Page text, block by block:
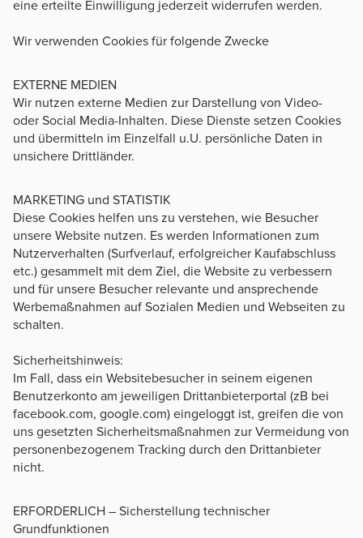
eine erteilte Einwilligung jederzeit widerrufen werden.
Wir verwenden Cookies für folgende Zwecke
EXTERNE MEDIEN
Wir nutzen externe Medien zur Darstellung von Video-
oder Social Media-Inhalten. Diese Dienste setzen Cookies
und übermitteln im Einzelfall u.U. persönliche Daten in
unsichere Drittländer.
MARKETING und STATISTIK
Diese Cookies helfen uns zu verstehen, wie Besucher
unsere Website nutzen. Es werden Informationen zum
Nutzerverhalten (Surfverlauf, erfolgreicher Kaufabschluss
etc.) gesammelt mit dem Ziel, die Website zu verbessern
und für unsere Besucher relevante und ansprechende
Werbemaßnahmen auf Sozialen Medien und Webseiten zu
schalten.
Sicherheitshinweis:
Im Fall, dass ein Websitebesucher in seinem eigenen
Benutzerkonto am jeweiligen Drittanbieterportal (zB bei
facebook.com, google.com) eingeloggt ist, greifen die von
uns gesetzten Sicherheitsmaßnahmen zur Vermeidung von
personenbezogenem Tracking durch den Drittanbieter
nicht.
ERFORDERLICH – Sicherstellung technischer
Grundfunktionen